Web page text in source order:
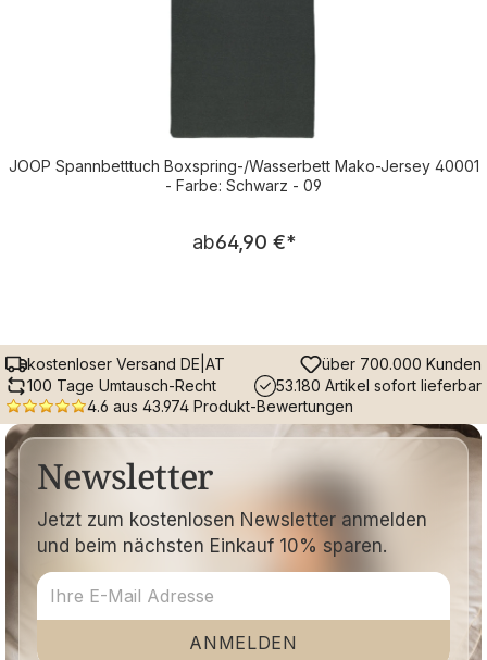
JOOP Spannbetttuch Boxspring-/Wasserbett Mako-Jersey 40001
- Farbe: Schwarz - 09
Regulärer Preis:
ab64,90 €*
kostenloser Versand DE|AT
über 700.000 Kunden
100 Tage Umtausch-Recht
53.180 Artikel sofort lieferbar
4.6 aus 43.974 Produkt-Bewertungen
Newsletter
Jetzt zum kostenlosen Newsletter anmelden
und beim nächsten Einkauf 10% sparen.
ANMELDEN